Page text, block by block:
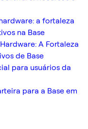
a fortaleza
na Base
A Fortaleza
de Base
para usuários da
para a Base em